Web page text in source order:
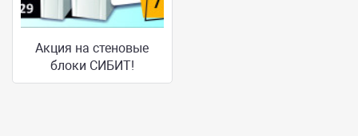
Акция на стеновые
блоки СИБИТ!